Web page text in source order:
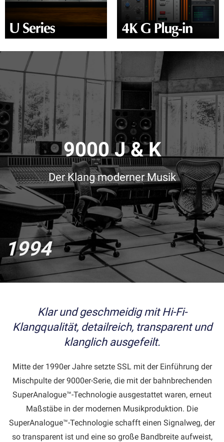
9000 J & K
Der Klang moderner Musik
1994
Klar und geschmeidig mit Hi-Fi-
Klangqualität, detailreich, transparent und
klanglich ausgefeilt.
Mitte der 1990er Jahre setzte SSL mit der Einführung der
Mischpulte der 9000er-Serie, die mit der bahnbrechenden
SuperAnalogue™-Technologie ausgestattet waren, erneut
Maßstäbe in der modernen Musikproduktion. Die
SuperAnalogue™-Technologie schafft einen Signalweg, der
so transparent ist und eine so große Bandbreite aufweist,